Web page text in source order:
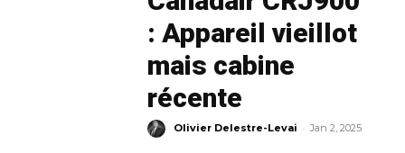
: Appareil vieillot
mais cabine
récente
Olivier Delestre-Levai - Jan 2, 2025